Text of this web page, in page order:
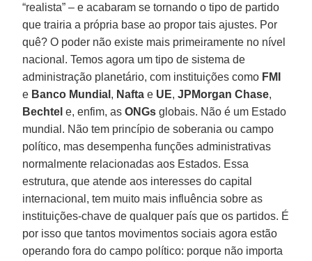
“realista” – e acabaram se tornando o tipo de partido
que trairia a própria base ao propor tais ajustes. Por
quê? O poder não existe mais primeiramente no nível
nacional. Temos agora um tipo de sistema de
administração planetário, com instituições como FMI
e Banco Mundial , Nafta e UE,JPMorgan Chase,
Bechtel e, enfim, asONGs globais. Não é um Estado
mundial. Não tem princípio de soberania ou campo
político, mas desempenha funções administrativas
normalmente relacionadas aos Estados. Essa
estrutura, que atende aos interesses do capital
internacional, tem muito mais influência sobre as
instituições-chave de qualquer país que os partidos. É
por isso que tantos movimentos sociais agora estão
operando fora do campo político: porque não importa